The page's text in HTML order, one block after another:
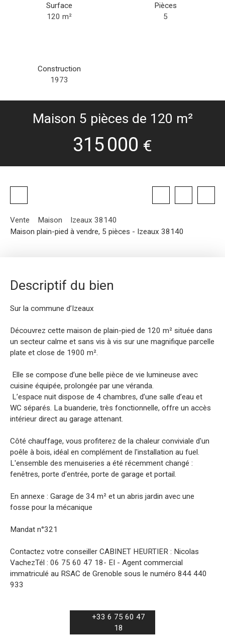
Surface
120m²
Pièces
5
Construction
1973
Maison 5 pièces de 120 m²
315 000 €
Vente Maison
Izeaux 38140
Maison plain-pied à vendre, 5 pièces - Izeaux 38140
Descriptif du bien
Sur la commune d’Izeaux
Découvrez cette maison de plain-pied de 120 m² située dans
un secteur calme et sans vis à vis sur une magnifique parcelle
plate et close de 1900 m².
Elle se compose d’une belle pièce de vie lumineuse avec
cuisine équipée, prolongée par une véranda.
L’espace nuit dispose de 4 chambres, d’une salle d’eau et
WC séparés. La buanderie, très fonctionnelle, offre un accès
intérieur direct au garage attenant.
Côté chauffage, vous profiterez de la chaleur conviviale d'un
poêle à bois, idéal en complément de l'installation au fuel.
L'ensemble des menuiseries a été récemment changé :
fenêtres, porte d'entrée, porte de garage et portail.
En annexe : Garage de 34 m² et un abris jardin avec une
fosse pour la mécanique
Mandat n°321
Contactez votre conseiller CABINET HEURTIER : Nicolas
VachezTél : 06 75 60 47 18- EI - Agent commercial
immatriculé au RSAC de Grenoble sous le numéro 844 440
933
+33 6 75 60 47
18